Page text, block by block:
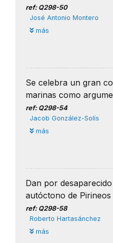
ref: Q298-50
José Antonio Montero
más
Se celebra un gran
marinas como
ref: Q298-54
Jacob González-Solís
más
Dan por
autóctono de Pirineos
ref: Q298-58
Roberto Hartasánchez
más